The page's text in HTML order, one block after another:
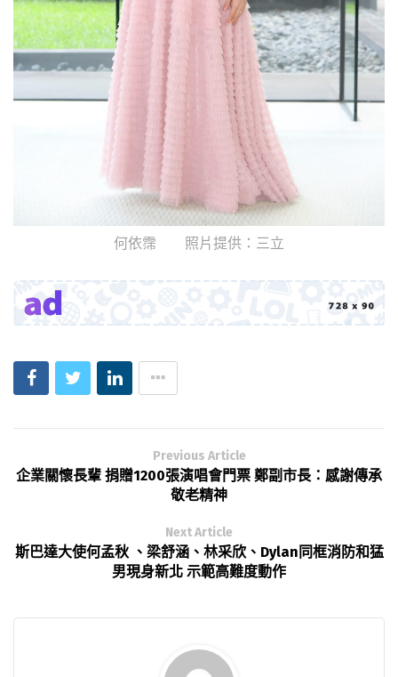
何依霈 照片提供：三立
Previous Article
企業關懷長輩 捐贈1200張演唱會門票 鄭副市長：感謝傳承
敬老精神
Next Article
斯巴達大使何孟秋 、梁舒涵、林采欣、Dylan同框消防和猛
男現身新北 示範高難度動作